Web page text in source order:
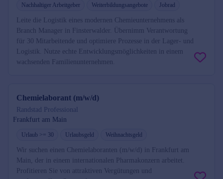
Nachhaltiger Arbeitgeber Weiterbildungsangebote Jobrad
Leite die Logistik eines modernen Chemieunternehmens als
Branch Manager in Finsterwalder. Übernimm Verantwortung
für 30 Mitarbeitende und optimiere Prozesse in der Lager- und
Logistik. Nutze echte Entwicklungsmöglichkeiten in einem
wachsenden Familienunternehmen.
Chemielaborant (m/w/d)
Randstad Professional
Frankfurt am Main
Urlaub >= 30 Urlaubsgeld Weihnachtsgeld
Wir suchen einen Chemielaboranten (m/w/d) in Frankfurt am
Main, der in einem internationalen Pharmakonzern arbeitet.
Profitieren Sie von attraktiven Vergütungen und